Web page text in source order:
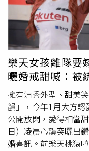
繼續」。大谷翔平的
（圖／翻攝自
對這張卡牌的細節驚
有巧思」、「DECOY
意到卡牌編號設計為
コピン）的簡寫；還
這個禦宅族，真的好
索取或贈品活動」。
樂天女孩離隊要
曬婚戒甜喊：被
擁有清秀外型、甜美
韻」，今年1月大方
公開放閃，愛得相當
日）凌晨心韻突曬出
婚喜訊。前樂天桃猿